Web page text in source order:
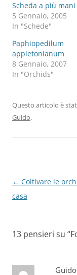
Scheda a più mani
5 Gennaio, 2005
In "Schede"
Paphiopedilum
appletonianum
8 Gennaio, 2007
In "Orchids"
Questo articolo è
Guido.
Navigazione
articolo
← Coltivare le
casa
13 pensieri su “
Guido